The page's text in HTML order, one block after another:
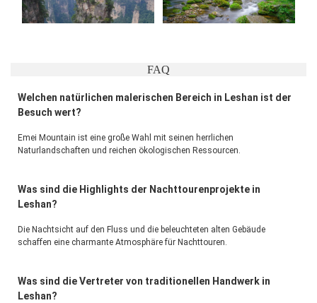
FAQ
Welchen natürlichen malerischen Bereich in Leshan ist der
Besuch wert?
Emei Mountain ist eine große Wahl mit seinen herrlichen
Was sind die Highlights der Nachttourenprojekte in
Leshan?
Die Nachtsicht auf den Fluss und die beleuchteten alten Gebäude
schaffen eine charmante Atmosphäre für Nachttouren.
Was sind die Vertreter von traditionellen Handwerk in
Leshan?